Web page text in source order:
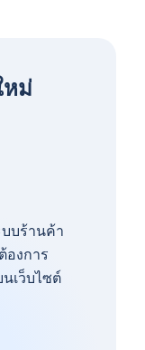
หม่
บบร้านค้า
องการ
เว็บไซต์